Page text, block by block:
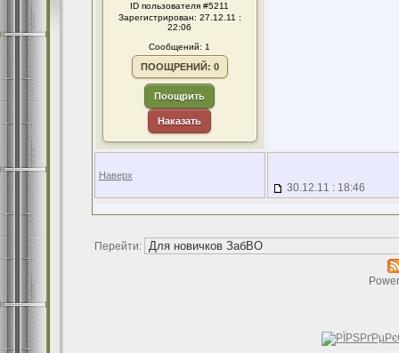
ID пользователя #5211
Зарегистрирован: 27.12.11 :
22:06
Сообщений: 1
ПООЩРЕНИЙ: 0
Поощрить
Наказать
Наверх
30.12.11 : 18:46
Перейти: